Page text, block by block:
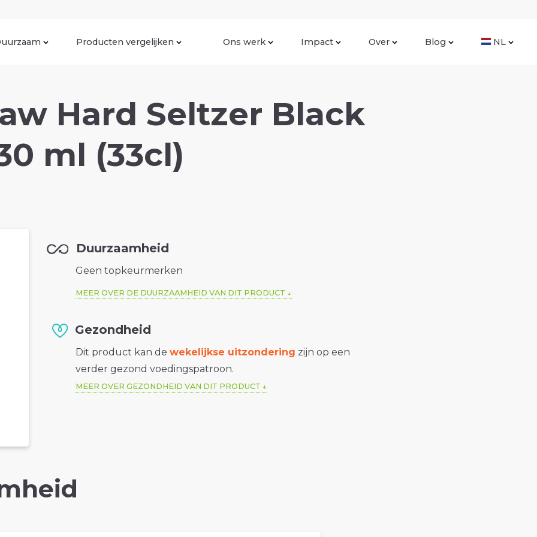
Producten vergelijken Ons werk Impact Over Blog NL
Hard Seltzer Black
ml (33cl)
Duurzaamheid
Geen topkeurmerken
MEER OVER DE DUURZAAMHEID VAN DIT PRODUCT
Gezondheid
Dit product kan dewekelijkse uitzondering zijn op een
verder gezond voedingspatroon.
MEER OVER GEZONDHEID VAN DIT PRODUCT